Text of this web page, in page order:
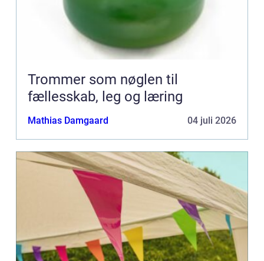
Trommer som nøglen til
fællesskab, leg og læring
Mathias Damgaard 04 juli 2026